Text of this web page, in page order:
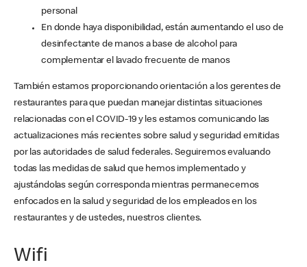
personal
En donde haya disponibilidad, están aumentando el uso de
desinfectante de manos a base de alcohol para
complementar el lavado frecuente de manos
También estamos proporcionando orientación a los gerentes de
restaurantes para que puedan manejar distintas situaciones
relacionadas con el COVID-19 y les estamos comunicando las
actualizaciones más recientes sobre salud y seguridad emitidas
por las autoridades de salud federales. Seguiremos evaluando
todas las medidas de salud que hemos implementado y
ajustándolas según corresponda mientras permanecemos
enfocados en la salud y seguridad de los empleados en los
restaurantes y de ustedes, nuestros clientes.
Wifi